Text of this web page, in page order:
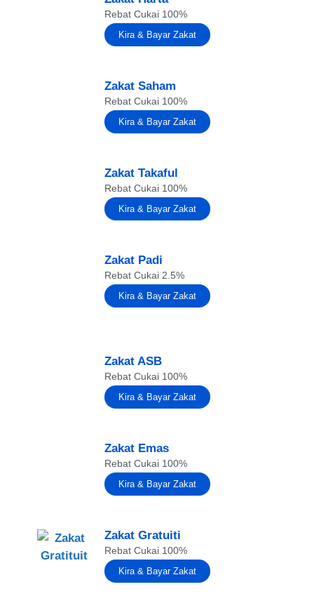
Rebat Cukai 100%
Kira & Bayar Zakat
Zakat Saham
Rebat Cukai 100%
Kira & Bayar Zakat
Zakat Takaful
Rebat Cukai 100%
Kira & Bayar Zakat
Zakat Padi
Rebat Cukai 2.5%
Kira & Bayar Zakat
Zakat ASB
Rebat Cukai 100%
Kira & Bayar Zakat
Zakat Emas
Rebat Cukai 100%
Kira & Bayar Zakat
Zakat Gratuiti
Rebat Cukai 100%
Kira & Bayar Zakat